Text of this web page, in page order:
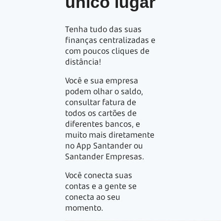
Tenha tudo das suas
finanças centralizadas e
com poucos cliques de
distância!
Você e sua empresa
podem olhar o saldo,
consultar fatura de
todos os cartões de
diferentes bancos, e
muito mais diretamente
no App Santander ou
Santander Empresas.
Você conecta suas
contas e a gente se
conecta ao seu
momento.